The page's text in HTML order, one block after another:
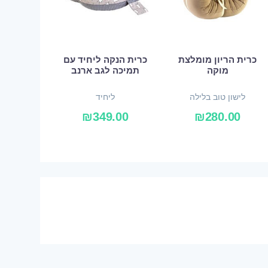
כרית הריון מומלצת
מוקה
לישון טוב בלילה
₪280.00
כרית הנקה ליחיד עם
תמיכה לגב ארנב
ליחיד
₪349.00